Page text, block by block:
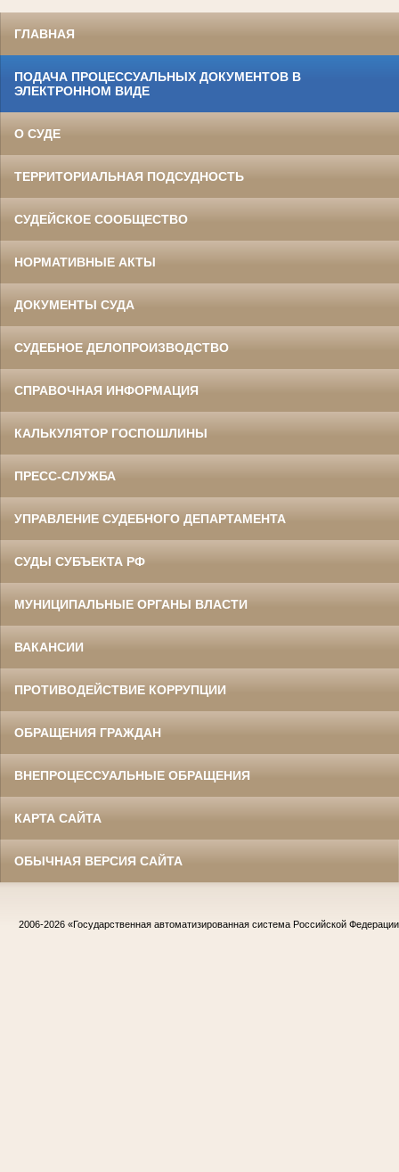
ГЛАВНАЯ
ПОДАЧА ПРОЦЕССУАЛЬНЫХ ДОКУМЕНТОВ В
ЭЛЕКТРОННОМ ВИДЕ
О СУДЕ
ТЕРРИТОРИАЛЬНАЯ ПОДСУДНОСТЬ
СУДЕЙСКОЕ СООБЩЕСТВО
НОРМАТИВНЫЕ АКТЫ
ДОКУМЕНТЫ СУДА
СУДЕБНОЕ ДЕЛОПРОИЗВОДСТВО
СПРАВОЧНАЯ ИНФОРМАЦИЯ
КАЛЬКУЛЯТОР ГОСПОШЛИНЫ
ПРЕСС-СЛУЖБА
УПРАВЛЕНИЕ СУДЕБНОГО ДЕПАРТАМЕНТА
СУДЫ СУБЪЕКТА РФ
МУНИЦИПАЛЬНЫЕ ОРГАНЫ ВЛАСТИ
ВАКАНСИИ
ПРОТИВОДЕЙСТВИЕ КОРРУПЦИИ
ОБРАЩЕНИЯ ГРАЖДАН
ВНЕПРОЦЕССУАЛЬНЫЕ ОБРАЩЕНИЯ
КАРТА САЙТА
ОБЫЧНАЯ ВЕРСИЯ САЙТА
2006-2026 «Государственная автоматизированная система Российской